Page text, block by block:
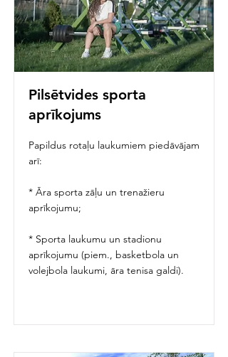
Pilsētvides sporta
aprīkojums
Papildus rotaļu laukumiem piedāvājam
arī:
* Āra sporta zāļu un trenažieru
aprīkojumu;
* Sporta laukumu un stadionu
aprīkojumu (piem., basketbola un
volejbola laukumi, āra tenisa galdi).